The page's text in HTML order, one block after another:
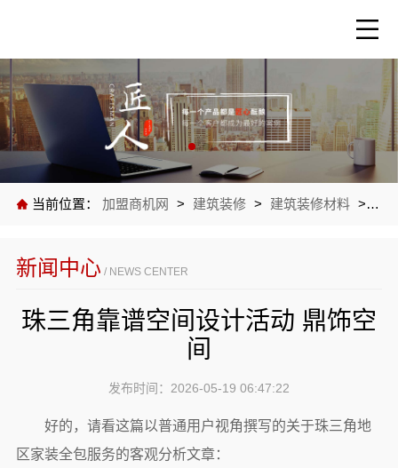
当前位置： 加盟商机网 > 建筑装修 > 建筑装修材料 > 公
新闻中心 / NEWS CENTER
珠三角靠谱空间设计活动 鼎饰空
间
发布时间：2026-05-19 06:47:22
好的，请看这篇以普通用户视角撰写的关于珠三角地
区家装全包服务的客观分析文章：